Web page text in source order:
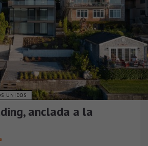
UNIDOS
anclada a la